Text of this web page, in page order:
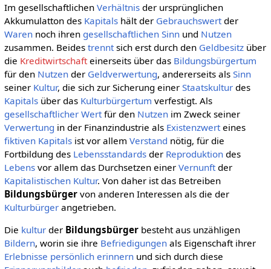
Im gesellschaftlichen Verhältnisder ursprünglichen
Akkumulatton des Kapitalshält der Gebrauchswertder
Warennoch ihren gesellschaftlichen Sinnund Nutzen
zusammen. Beides trenntsich erst durch den Geldbesitzüber
die Kreditwirtschafteinerseits über das Bildungsbürgertum
für den Nutzender Geldverwertung, andererseits als Sinn
seiner Kultur, die sich zur Sicherung einer Staatskulturdes
Kapitalsüber das Kulturbürgertum verfestigt. Als
gesellschaftlicher Wertfür den Nutzenim Zweck seiner
Verwertung in der Finanzindustrie als Existenzwerteines
fiktiven Kapitalsist vor allem Verstand nötig, für die
Fortbildung des Lebensstandardsder Reproduktiondes
Lebensvor allem das Durchsetzen einer Vernunftder
Kapitalistischen Kultur. Von daher ist das Betreiben
Bildungsbürgervon anderen Interessen als die der
Kulturbürgerangetrieben.
Die kulturder Bildungsbürgerbesteht aus unzähligen
Bildern, worin sie ihre Befriedigungenals Eigenschaft ihrer
Erlebnisse persönlich erinnernund sich durch diese